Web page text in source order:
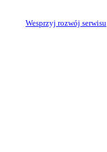
Wesprzyj rozwój serwisu